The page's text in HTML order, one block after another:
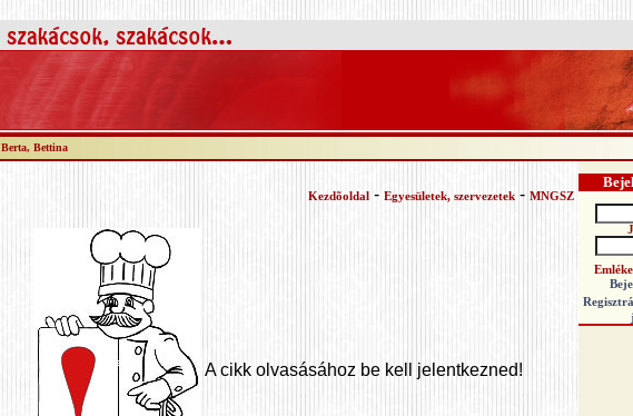
Berta, Bettina
Kezdõoldal - Egyesületek, szervezetek - MNGSZ
A cikk olvasásához be kell jelentkezned!